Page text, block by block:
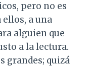
pero no es
a una
alguien que
a la lectura.
grandes; quizá